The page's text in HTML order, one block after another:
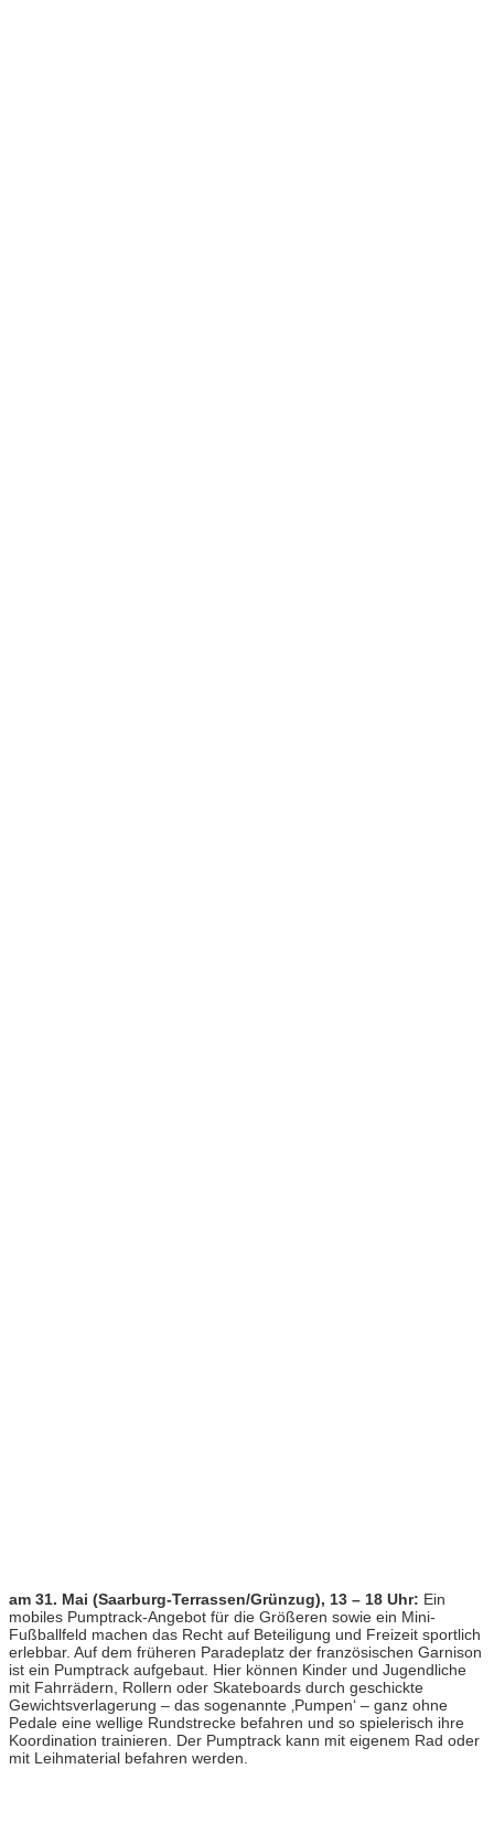
am 31. Mai (Saarburg-Terrassen/Grünzug), 13 – 18 Uhr: Ein
mobiles Pumptrack-Angebot für die Größeren sowie ein Mini-
Fußballfeld machen das Recht auf Beteiligung und Freizeit sportlich
erlebbar. Auf dem früheren Paradeplatz der französischen Garnison
ist ein Pumptrack aufgebaut. Hier können Kinder und Jugendliche
mit Fahrrädern, Rollern oder Skateboards durch geschickte
Gewichtsverlagerung – das sogenannte ‚Pumpen‘ – ganz ohne
Pedale eine wellige Rundstrecke befahren und so spielerisch ihre
Koordination trainieren. Der Pumptrack kann mit eigenem Rad oder
mit Leihmaterial befahren werden.